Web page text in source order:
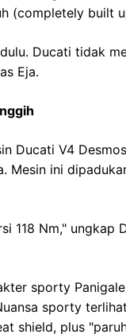
(completely built
Ducati tidak
Eja.
Ducati V4
Mesin ini
118 Nm,"
sporty
sporty
shield, plus